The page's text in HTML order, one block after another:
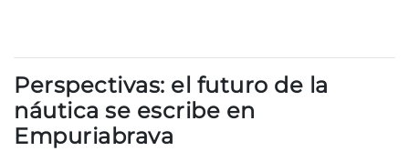
Perspectivas: el futuro de la
náutica se escribe en
Empuriabrava